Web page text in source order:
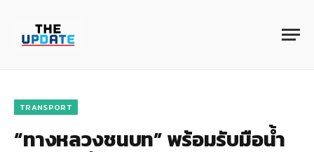
TRANSPORT
“ทางหลวงชนบท” พร้อมรับมือน้ำ